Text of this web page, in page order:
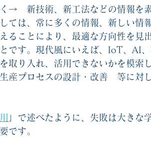
→　新技術、新工法などの情報を素
ては、常に多くの情報、新しい情
ることにより、最適な方向性を見
です。現代風にいえば、IoT、AI
取り入れ、活用できないかを模索
産プロセスの設計・改善　等に対し
」で述べたように、失敗は大きな
です。